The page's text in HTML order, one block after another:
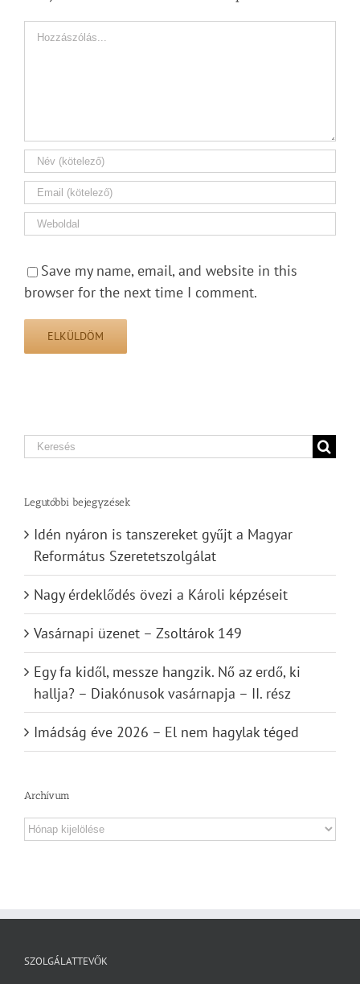
Hozzászólás
Save my name, email, and website in this
browser for the next time I comment.
Search
Legutóbbi bejegyzések
Idén nyáron is tanszereket gyűjt a Magyar
Református Szeretetszolgálat
Nagy érdeklődés övezi a Károli képzéseit
Vasárnapi üzenet – Zsoltárok 149
Egy fa kidől, messze hangzik. Nő az erdő, ki
hallja? – Diakónusok vasárnapja – II. rész
Imádság éve 2026 – El nem hagylak téged
Archívum
Archívum
SZOLGÁLATTEVŐK